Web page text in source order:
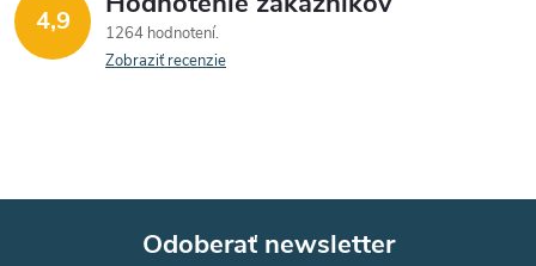
4,9
1264 hodnotení
Zobraziť recenzie
Odoberať newsletter